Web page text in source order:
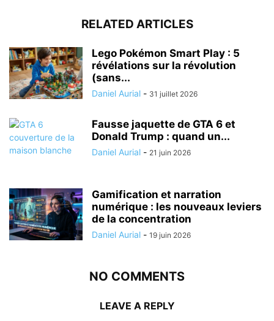
RELATED ARTICLES
Lego Pokémon Smart Play : 5
révélations sur la révolution
(sans...
Daniel Aurial - 31 juillet 2026
Fausse jaquette de GTA 6 et
Donald Trump : quand un...
Daniel Aurial - 21 juin 2026
Gamification et narration
numérique : les nouveaux leviers
de la concentration
Daniel Aurial - 19 juin 2026
NO COMMENTS
LEAVE A REPLY